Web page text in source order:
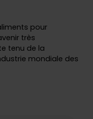
pour
très
tenu de la
mondiale des